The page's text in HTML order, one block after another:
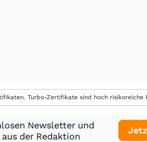
Turbo-Zertifikate sind hoch
Newsletter und
der Redaktion